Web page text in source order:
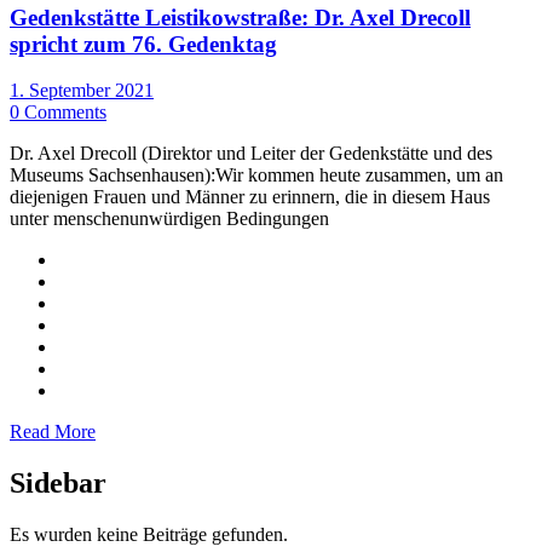
Gedenkstätte Leistikowstraße: Dr. Axel Drecoll
spricht zum 76. Gedenktag
1. September 2021
0 Comments
Dr. Axel Drecoll (Direktor und Leiter der Gedenkstätte und des
Museums Sachsenhausen):Wir kommen heute zusammen, um an
diejenigen Frauen und Männer zu erinnern, die in diesem Haus
unter menschenunwürdigen Bedingungen
Read More
Sidebar
Es wurden keine Beiträge gefunden.